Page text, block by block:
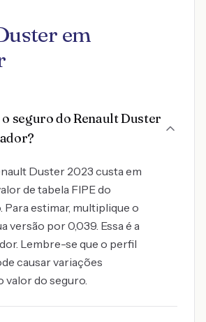
em
seguro do Renault Duster
Duster 2023 custa em
de tabela FIPE do
Para estimar, multiplique o
versão por 0,039. Essa é a
Lembre-se que o perfil
causar variações
valor do seguro.